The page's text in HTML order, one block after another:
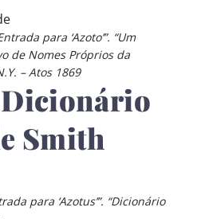
para ‘Azoto’”. “Um
de Nomes Próprios da
– Atos 1869
Smith
para ‘Azotus’”. “Dicionário